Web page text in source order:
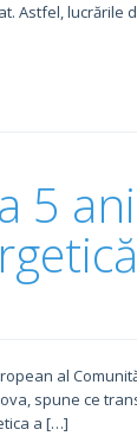
Astfel,
5
al
spune ce
a […]